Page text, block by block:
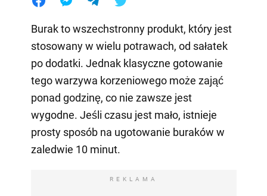
Burak to wszechstronny produkt, który jest
stosowany w wielu potrawach, od sałatek
po dodatki. Jednak klasyczne gotowanie
tego warzywa korzeniowego może zająć
ponad godzinę, co nie zawsze jest
wygodne. Jeśli czasu jest mało, istnieje
prosty sposób na ugotowanie buraków w
zaledwie 10 minut.
REKLAMA